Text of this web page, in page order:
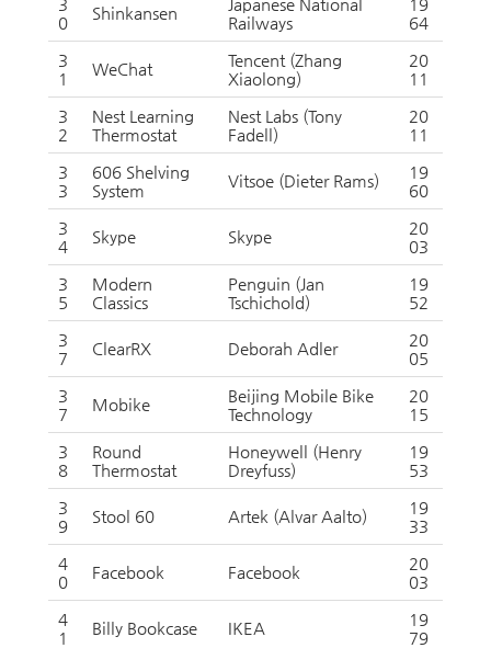
3
0
Shinkansen
Japanese National
Railways
19
64
3
1
WeChat
Tencent (Zhang
Xiaolong)
20
11
3
2
Nest Learning
Thermostat
Nest Labs (Tony
Fadell)
20
11
3
3
606 Shelving
System
Vitsoe (Dieter Rams)
19
60
3
4
Skype Skype
20
03
3
5
Modern
Classics
Penguin (Jan
Tschichold)
19
52
3
7
ClearRX Deborah Adler
20
05
3
7
Mobike
Beijing Mobile Bike
Technology
20
15
3
8
Round
Thermostat
Honeywell (Henry
Dreyfuss)
19
53
3
9
Stool 60 Artek (Alvar Aalto)
19
33
4
0
Facebook Facebook
20
03
4
1
Billy Bookcase IKEA
19
79